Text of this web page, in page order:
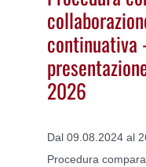
continuativa
2026
Dal 09.08.2024 al
Procedura